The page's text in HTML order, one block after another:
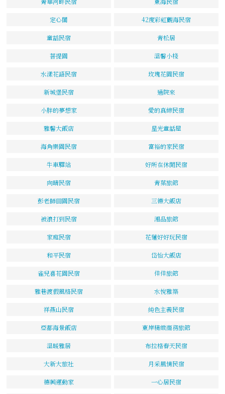
定心閣 42度彩虹觀海民宿
童話民宿 青松居
菩提園 溫馨小棧
水漾花語民宿 玫瑰花園民宿
新城堡民宿 過院來
小胖的夢想家 愛的真締民宿
雅馨大飯店 星光童話屋
海角樂園民宿 富裕的家民宿
牛車驛站 好所在休閒民宿
向晴民宿 青葉旅館
彭老師田園民宿 三德大飯店
被浪打到民宿 湘品旅館
家庭民宿 花蓮好好玩民宿
和平民宿 岱怡大飯店
雀兒喜花園民宿 佳佳旅館
雅巷渡假風格民宿 水悅雅築
祥燕山民宿 純色主義民宿
亞都海景飯店 東岸精緻商務旅館
溫暖雅居 布拉格春天民宿
大新大旅社 月采風情民宿
德興運動家 一心居民宿